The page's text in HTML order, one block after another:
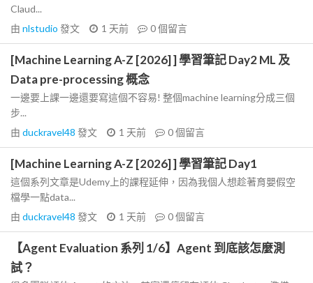
Claud...
由 nlstudio 發文 1 天前 0個留言
[Machine Learning A-Z [2026] ] 學習筆記 Day2 ML 及
Data pre-processing 概念
一邊要上課一邊還要寫這個不容易! 整個machine learning分成三個
步...
由 duckravel48 發文 1 天前 0個留言
[Machine Learning A-Z [2026] ] 學習筆記 Day1
這個系列文章是Udemy上的課程延伸，因為我個人想趁著育嬰假空
檔學一點data...
由 duckravel48 發文 1 天前 0個留言
【Agent Evaluation 系列 1/6】Agent 到底該怎麼測
試？